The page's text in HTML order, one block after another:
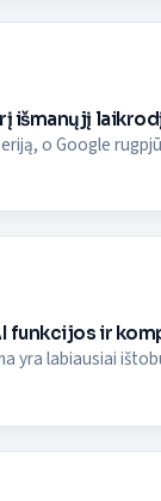
išmanųjį
o Google
funkcijos ir
yra labiausiai